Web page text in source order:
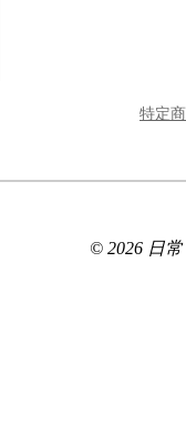
特定
© 2026 日常